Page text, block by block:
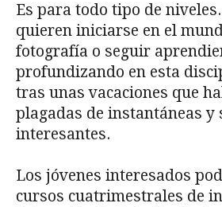
Es para todo tipo de
quieren iniciarse en el
fotografía o seguir
profundizando en esta
tras unas vacaciones que
plagadas de instantáneas y
interesantes.
Los jóvenes interesados
cursos cuatrimestrales de